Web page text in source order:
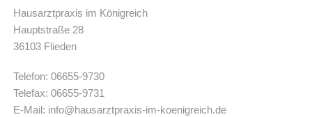
KONTAKT
Hausarztpraxis im Königreich
Hauptstraße 28
36103 Flieden
Telefon: 06655-9730
Telefax: 06655-9731
E-Mail: info@hausarztpraxis-im-koenigreich.de